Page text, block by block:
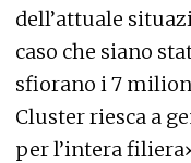
dell’attuale
caso che siano
sfiorano i 7
Cluster riesca a
per l’intera